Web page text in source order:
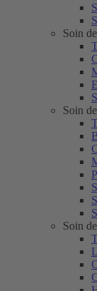
Soin
Soin
Soin